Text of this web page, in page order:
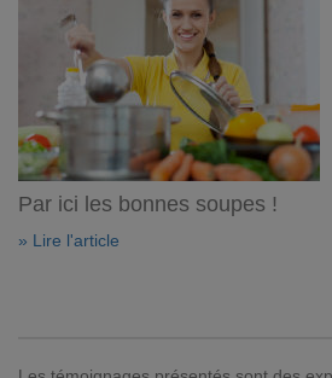
Par ici les bonnes soupes !
» Lire l'article